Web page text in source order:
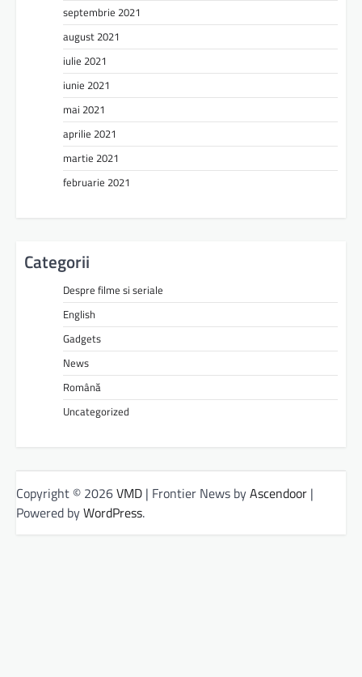
septembrie 2021
august 2021
iulie 2021
iunie 2021
mai 2021
aprilie 2021
martie 2021
februarie 2021
Categorii
Despre filme si seriale
English
Gadgets
News
Română
Uncategorized
Copyright © 2026VMD | Frontier News byAscendoor |
Powered byWordPress.